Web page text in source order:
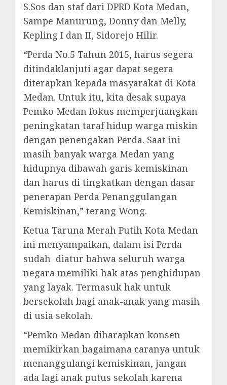
S.Sos dan staf dari DPRD Kota Medan,
Sampe Manurung, Donny dan Melly,
Kepling I dan II, Sidorejo Hilir.
“Perda No.5 Tahun 2015, harus segera
ditindaklanjuti agar dapat segera
diterapkan kepada masyarakat di Kota
Medan. Untuk itu, kita desak supaya
Pemko Medan fokus memperjuangkan
peningkatan taraf hidup warga miskin
dengan penengakan Perda. Saat ini
masih banyak warga Medan yang
hidupnya dibawah garis kemiskinan
dan harus di tingkatkan dengan dasar
penerapan Perda Penanggulangan
Kemiskinan,” terang Wong.
Ketua Taruna Merah Putih Kota Medan
ini menyampaikan, dalam isi Perda
sudah diatur bahwa seluruh warga
negara memiliki hak atas penghidupan
yang layak. Termasuk hak untuk
bersekolah bagi anak-anak yang masih
di usia sekolah.
“Pemko Medan diharapkan konsen
memikirkan bagaimana caranya untuk
menanggulangi kemiskinan, jangan
ada lagi anak putus sekolah karena